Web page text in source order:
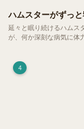
ハムスターがずっ
延々と眠り続けるハムス
が、何か深刻な病気に体
4